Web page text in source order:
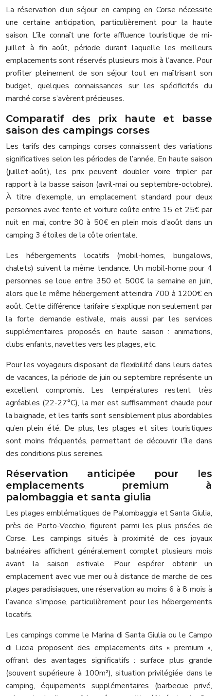
La réservation d’un séjour en camping en Corse nécessite
une certaine anticipation, particulièrement pour la haute
saison. L’île connaît une forte affluence touristique de mi-
juillet à fin août, période durant laquelle les meilleurs
emplacements sont réservés plusieurs mois à l’avance. Pour
profiter pleinement de son séjour tout en maîtrisant son
budget, quelques connaissances sur les spécificités du
marché corse s’avèrent précieuses.
Comparatif des prix haute et basse
saison des campings corses
Les tarifs des campings corses connaissent des variations
significatives selon les périodes de l’année. En haute saison
(juillet-août), les prix peuvent doubler voire tripler par
rapport à la basse saison (avril-mai ou septembre-octobre).
À titre d’exemple, un emplacement standard pour deux
personnes avec tente et voiture coûte entre 15 et 25€ par
nuit en mai, contre 30 à 50€ en plein mois d’août dans un
camping 3 étoiles de la côte orientale.
Les hébergements locatifs (mobil-homes, bungalows,
chalets) suivent la même tendance. Un mobil-home pour 4
personnes se loue entre 350 et 500€ la semaine en juin,
alors que le même hébergement atteindra 700 à 1200€ en
août. Cette différence tarifaire s’explique non seulement par
la forte demande estivale, mais aussi par les services
supplémentaires proposés en haute saison : animations,
clubs enfants, navettes vers les plages, etc.
Pour les voyageurs disposant de flexibilité dans leurs dates
de vacances, la période de juin ou septembre représente un
excellent compromis. Les températures restent très
agréables (22-27°C), la mer est suffisamment chaude pour
la baignade, et les tarifs sont sensiblement plus abordables
qu’en plein été. De plus, les plages et sites touristiques
sont moins fréquentés, permettant de découvrir l’île dans
des conditions plus sereines.
Réservation anticipée pour les
emplacements premium à
palombaggia et santa giulia
Les plages emblématiques de Palombaggia et Santa Giulia,
près de Porto-Vecchio, figurent parmi les plus prisées de
Corse. Les campings situés à proximité de ces joyaux
balnéaires affichent généralement complet plusieurs mois
avant la saison estivale. Pour espérer obtenir un
emplacement avec vue mer ou à distance de marche de ces
plages paradisiaques, une réservation au moins 6 à 8 mois à
l’avance s’impose, particulièrement pour les hébergements
locatifs.
Les campings comme le Marina di Santa Giulia ou le Campo
di Liccia proposent des emplacements dits « premium »,
offrant des avantages significatifs : surface plus grande
(souvent supérieure à 100m²), situation privilégiée dans le
camping, équipements supplémentaires (barbecue privé,